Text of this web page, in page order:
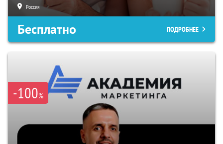
Россия
Бесплатно ПОДРОБНЕЕ
-100%